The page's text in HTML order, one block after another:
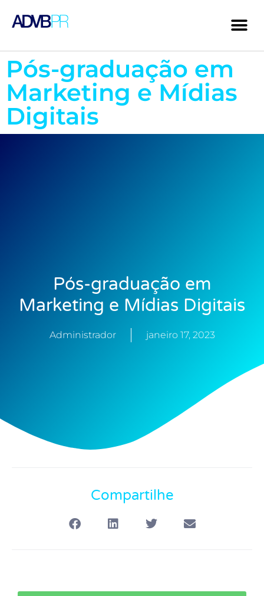
Pós-graduação em
Marketing e Mídias
Digitais
Pós-graduação em
Marketing e Mídias Digitais
Administrador janeiro 17, 2023
Compartilhe